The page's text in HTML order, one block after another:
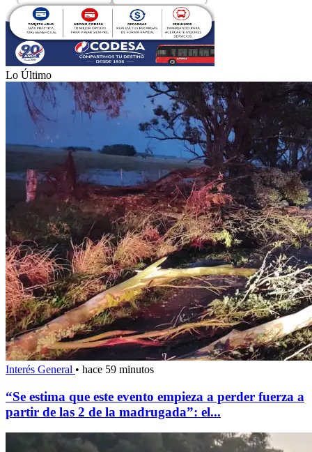
Lo Último
Interés General • hace 59 minutos
“Se estima que este evento empieza a perder fuerza a
partir de las 2 de la madrugada”: el...